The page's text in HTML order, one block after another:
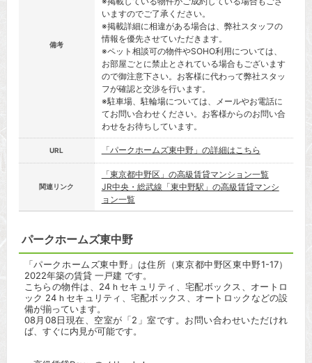
備考
いますのでご了承ください。
※掲載詳細に相違がある場合は、弊社スタッフの
情報を優先させていただきます。
※ペット相談可の物件やSOHO利用については、
お部屋ごとに禁止とされている場合もございます
ので御注意下さい。お客様に代わって弊社スタッ
フが確認と交渉を行います。
※駐車場、駐輪場については、メールやお電話に
てお問い合わせください。お客様からのお問い合
わせをお待ちしています。
URL 「パークホームズ東中野」の詳細はこちら
関連リンク
「東京都中野区」の高級賃貸マンション一覧
JR中央・総武線「東中野駅」の高級賃貸マンシ
ョン一覧
パークホームズ東中野
「パークホームズ東中野」は住所（東京都中野区東中野1-17）
2022年築の賃貸 一戸建 です。
こちらの物件は、24ｈセキュリティ、宅配ボックス、オートロ
ック 24ｈセキュリティ、宅配ボックス、オートロックなどの設
備が揃っています。
08月08日現在、空室が「2」室です。お問い合わせいただけれ
ば、すぐに内見が可能です。